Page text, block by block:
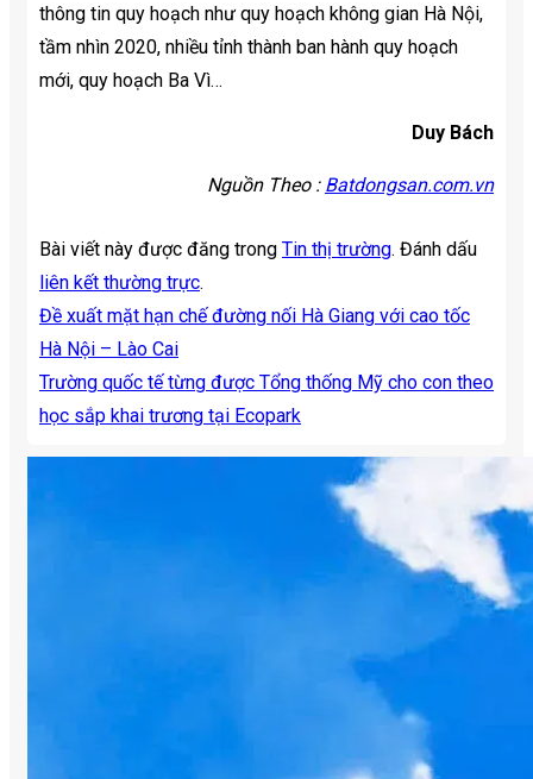
thông tin quy hoạch như quy hoạch không gian Hà Nội,
tầm nhìn 2020, nhiều tỉnh thành ban hành quy hoạch
mới, quy hoạch Ba Vì…
Duy Bách
Nguồn Theo : Batdongsan.com.vn
Bài viết này được đăng trong Tin thị trường. Đánh dấu
liên kết thường trực.
Đề xuất mặt hạn chế đường nối Hà Giang với cao tốc
Hà Nội – Lào Cai
Trường quốc tế từng được Tổng thống Mỹ cho con theo
học sắp khai trương tại Ecopark